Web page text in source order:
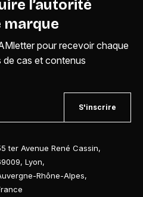
l’autorité
marque
pour recevoir chaque
de cas et contenus
S'inscrire
ter Avenue René Cassin,
,Lyon,
Rhône-Alpes,